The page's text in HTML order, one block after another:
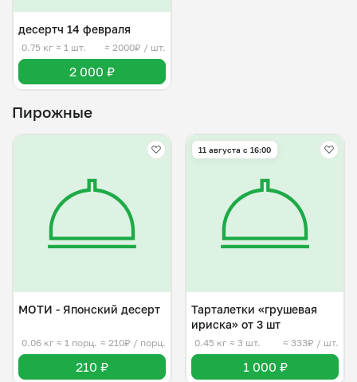
десертч 14 февраля
0.75 кг ≈ 1 шт. ≈ 2000₽ / шт.
2 000 ₽
Пирожные
МОТИ - Японский десерт
0.06 кг ≈ 1 порц. ≈ 210₽ / порц.
210 ₽
11 августа с 16:00
Тарталетки «грушевая
ириска» от 3 шт
0.45 кг ≈ 3 шт. ≈ 333₽ / шт.
1 000 ₽